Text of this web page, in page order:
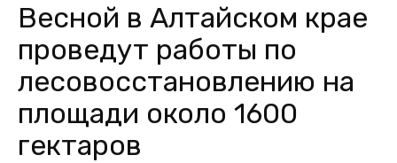
Весной в Алтайском крае
проведут работы по
лесовосстановлению на
площади около 1600
гектаров